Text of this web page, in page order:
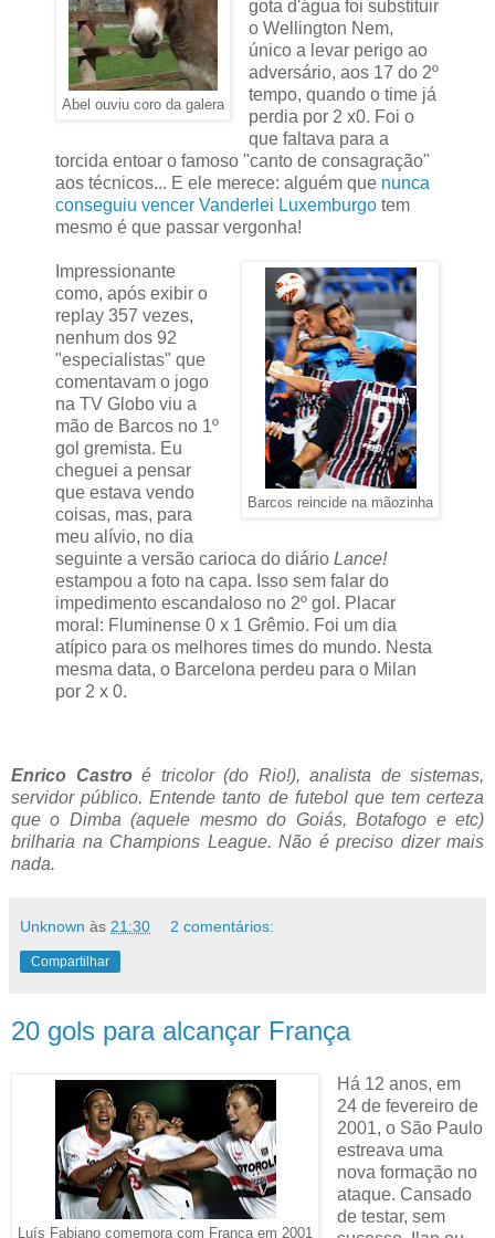
Abel ouviu coro da galera
gota d'água foi substituir
o Wellington Nem,
único a levar perigo ao
adversário, aos 17 do 2º
tempo, quando o time já
perdia por 2 x0. Foi o
que faltava para a
torcida entoar o famoso "canto de consagração"
aos técnicos... E ele merece: alguém que nunca
conseguiu vencer Vanderlei Luxemburgo tem
mesmo é que passar vergonha!
Barcos reincide na mãozinha
Impressionante
como, após exibir o
replay 357 vezes,
nenhum dos 92
"especialistas" que
comentavam o jogo
na TV Globo viu a
mão de Barcos no 1º
gol gremista. Eu
cheguei a pensar
que estava vendo
coisas, mas, para
meu alívio, no dia
seguinte a versão carioca do diário Lance!
estampou a foto na capa. Isso sem falar do
impedimento escandaloso no 2º gol. Placar
moral: Fluminense 0 x 1 Grêmio. Foi um dia
atípico para os melhores times do mundo. Nesta
mesma data, o Barcelona perdeu para o Milan
por 2 x 0.
Enrico Castroé tricolor (do Rio!), analista de sistemas,
servidor público. Entende tanto de futebol que tem certeza
que o Dimba (aquele mesmo do Goiás, Botafogo e etc)
brilharia na Champions League. Não é preciso dizer mais
nada.
Unknown às 21:30 2 comentários:
Compartilhar
20 gols para alcançar França
Luís Fabiano comemora com França em 2001
Há 12 anos, em
24 de fevereiro de
2001, o São Paulo
estreava uma
nova formação no
ataque. Cansado
de testar, sem